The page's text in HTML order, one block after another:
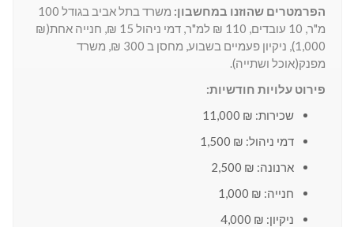
הפרמטרים שהוזנו במחשבון:
משרד בתל אביב בגודל 100
מ"ר, 10 עובדים, 110 ₪ למ"ר, דמי ניהול 15 ₪, חנייה אחת(₪
1,000), ניקיון פעמיים בשבוע, מחסן ב 300 ₪, משרד
מפנק(אוכל ושתייה).
פירוט עלויות חודשיות:
שכירות: ₪ 11,000
דמי ניהול: ₪ 1,500
ארנונה: ₪ 2,500
חנייה: ₪ 1,000
ניקיון: ₪ 4,000